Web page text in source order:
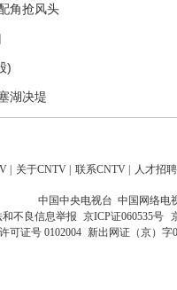
角抢风头
)
湖决堤
| 关于CNTV | 联系CNTV | 人才招聘
中国中央电视台 中国网络电
和不良信息举报 京ICP证060535号
可证号 0102004 新出网证（京）